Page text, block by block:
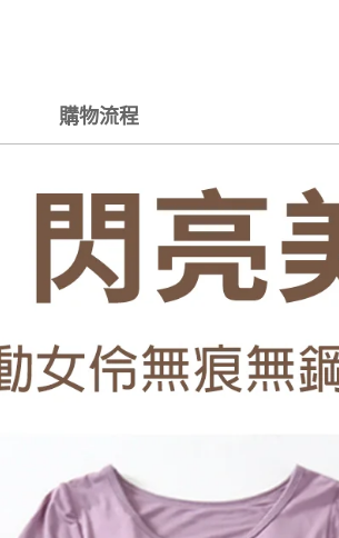
購物流程